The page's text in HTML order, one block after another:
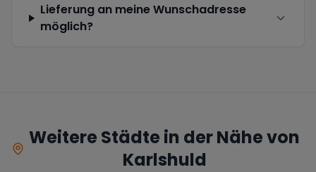
Lieferung an meine Wunschadresse
möglich?
Weitere Städte in der Nähe von
Karlshuld